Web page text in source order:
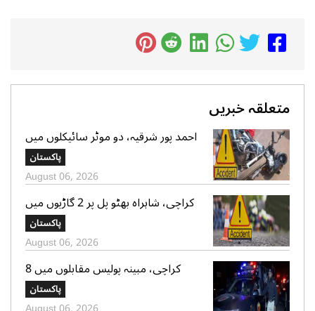
متعلقہ خبریں
احمد پور شرقیہ، دو موٹر سائیکلوں میں
پاکستان
August 06, 2026
کراچی، شاہراہ بھٹو پل پر 2 گاڑیوں میں
پاکستان
August 06, 2026
کراچی، مبینہ پولیس مقابلوں میں 8
زخمی سمیت 12 ڈاکو گرفتار، اسلحہ،
موبائل فونز، کیش رقم اور موٹر سائیکلیں
پاکستان